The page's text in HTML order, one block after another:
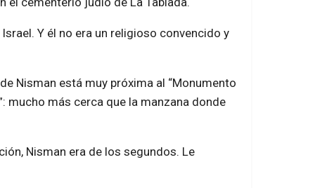
Y él no era un religioso convencido y
Nisman está muy próxima al “Monumento
mucho más cerca que la manzana donde
Nisman era de los segundos. Le